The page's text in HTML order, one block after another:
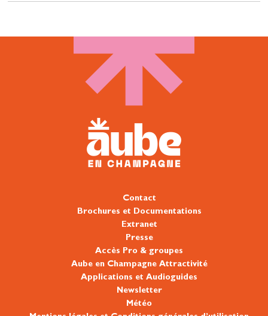
Contact
Brochures et Documentations
Extranet
Presse
Accès Pro & groupes
Aube en Champagne Attractivité
Applications et Audioguides
Newsletter
Météo